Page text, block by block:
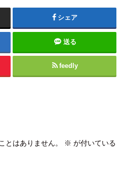
シェア
送る
feedly
とはありません。 ※ が付いている